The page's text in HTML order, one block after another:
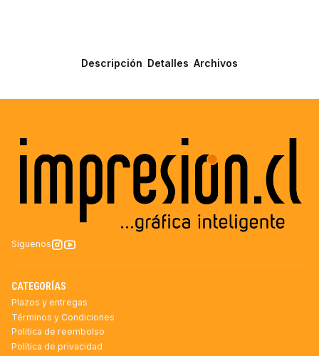
Descripción Detalles Archivos
Síguenos
CATEGORÍAS
Plazos y entregas
Términos y Condiciones
Politica de reembolso
Política de privacidad